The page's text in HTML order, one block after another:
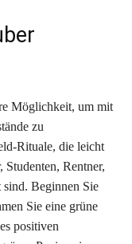
Möglichkeit, um mit
zu
Rituale, die leicht
Rentner,
sind. Beginnen Sie
Sie eine grüne
positiven